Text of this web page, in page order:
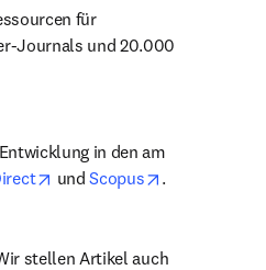
mehr als ein Viertel der fast 85.000 Peer-Review-Ressourcen für
Journals und 20.000
in den am
opens in new tab/window
und Scopus opens in new
.
stellen Artikel auch